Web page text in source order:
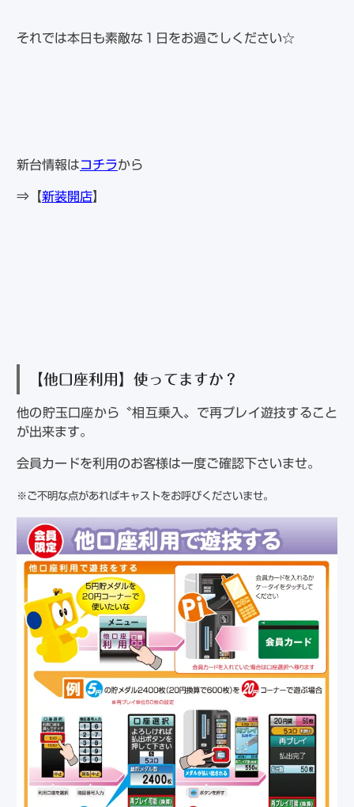
それでは本日も素敵な１日をお過ごしください☆
新台情報はコチラから
⇒【新装開店】
【他口座利用】使ってますか？
他の貯玉口座から〝相互乗入〟で再プレイ遊技すること
が出来ます。
会員カードを利用のお客様は一度ご確認下さいませ。
※ご不明な点があればキャストをお呼びくださいませ。